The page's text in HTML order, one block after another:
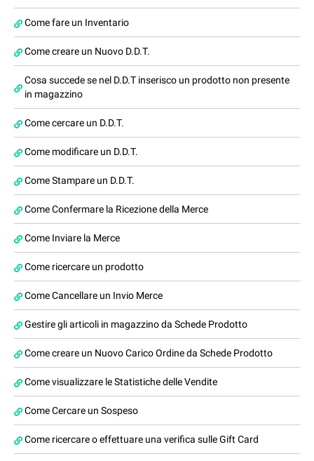
Come fare un Inventario
Come creare un Nuovo D.D.T.
Cosa succede se nel D.D.T inserisco un prodotto non presente
in magazzino
Come cercare un D.D.T.
Come modificare un D.D.T.
Come Stampare un D.D.T.
Come Confermare la Ricezione della Merce
Come Inviare la Merce
Come ricercare un prodotto
Come Cancellare un Invio Merce
Gestire gli articoli in magazzino da Schede Prodotto
Come creare un Nuovo Carico Ordine da Schede Prodotto
Come visualizzare le Statistiche delle Vendite
Come Cercare un Sospeso
Come ricercare o effettuare una verifica sulle Gift Card